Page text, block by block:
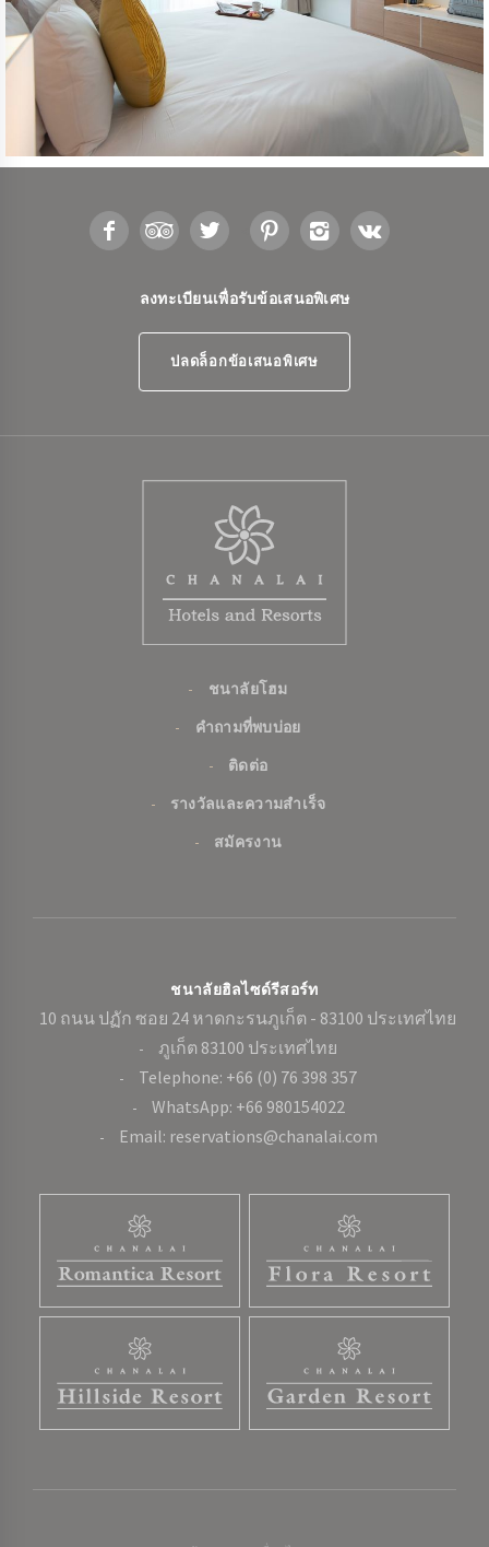
ลงทะเบียนเพื่อรับข้อเสนอพิเศษ
ปลดล็อกข้อเสนอพิเศษ
ชนาลัยโฮม
คำถามที่พบบ่อย
ติดต่อ
รางวัลและความสำเร็จ
สมัครงาน
ชนาลัยฮิลไซด์รีสอร์ท
10 ถนน ปฏัก ซอย 24 หาดกะรนภูเก็ต - 83100 ประเทศไทย
ภูเก็ต 83100 ประเทศไทย
Telephone: +66 (0) 76 398 357
WhatsApp: +66 980154022
Email: reservations@chanalai.com